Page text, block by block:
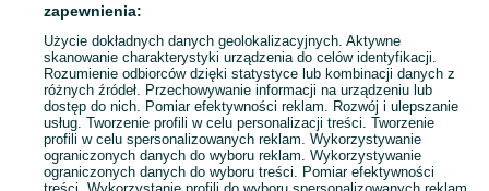
Mapa ministron
Popularne wyszukiwania
zapewnienia:
Użycie dokładnych danych geolokalizacyjnych. Aktywne
skanowanie charakterystyki urządzenia do celów identyfikacji.
Rozumienie odbiorców dzięki statystyce lub kombinacji danych z
różnych źródeł. Przechowywanie informacji na urządzeniu lub
dostęp do nich. Pomiar efektywności reklam. Rozwój i ulepszanie
usług. Tworzenie profili w celu personalizacji treści. Tworzenie
profili w celu spersonalizowanych reklam. Wykorzystywanie
ograniczonych danych do wyboru reklam. Wykorzystywanie
ograniczonych danych do wyboru treści. Pomiar efektywności